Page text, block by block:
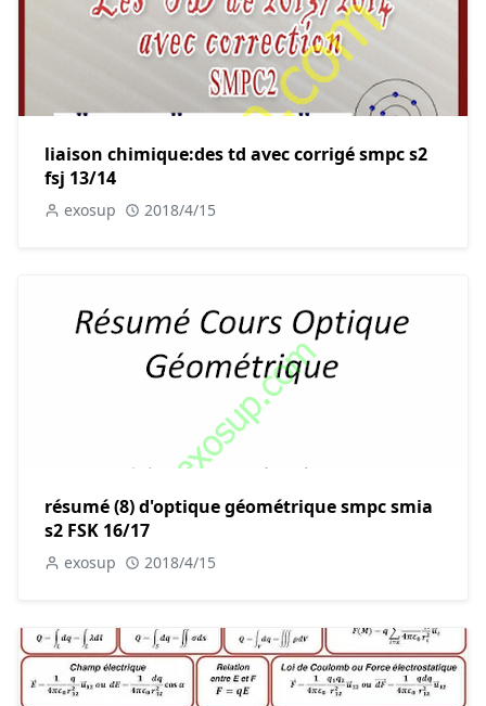
liaison chimique:des td avec corrigé smpc s2
fsj 13/14
exosup 2018/4/15
résumé (8) d'optique géométrique smpc smia
s2 FSK 16/17
exosup 2018/4/15